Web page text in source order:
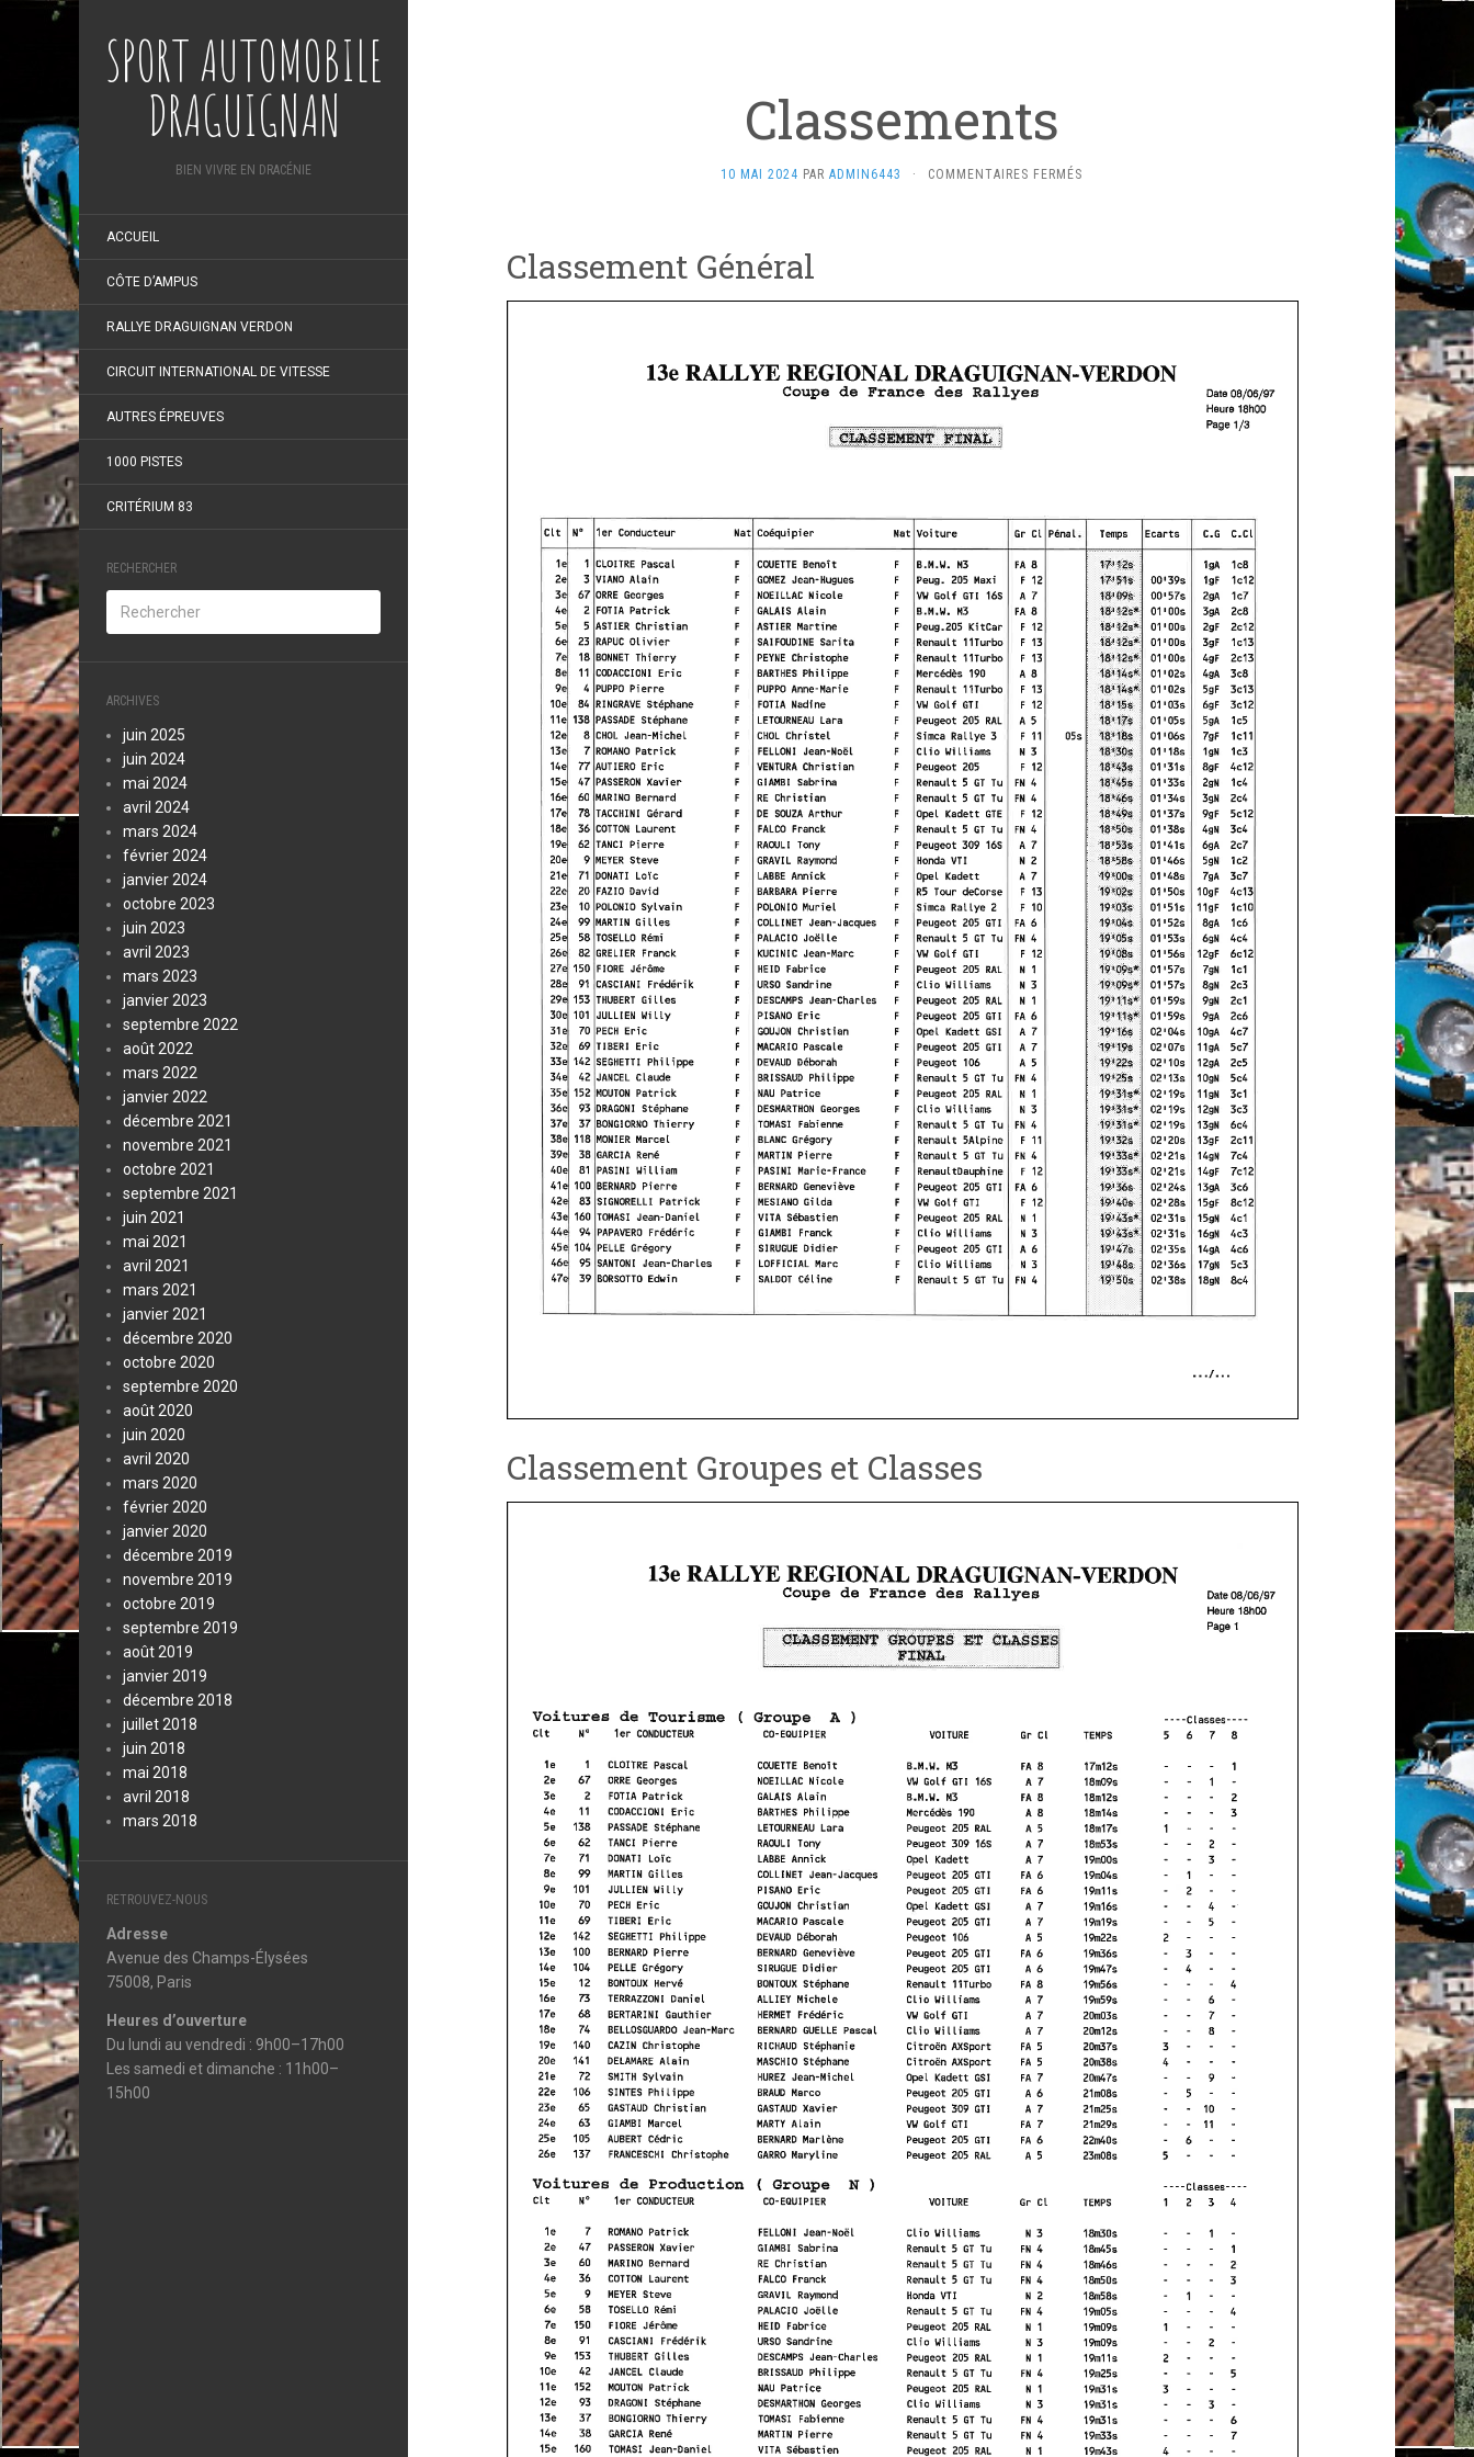
SPORT AUTOMOBILE
DRAGUIGNAN
BIEN VIVRE EN DRACÉNIE
ACCUEIL
CÔTE D’AMPUS
RALLYE DRAGUIGNAN VERDON
CIRCUIT INTERNATIONAL DE VITESSE
AUTRES ÉPREUVES
1000 PISTES
CRITÉRIUM 83
RECHERCHER
ARCHIVES
juin 2025
juin 2024
mai 2024
avril 2024
mars 2024
février 2024
janvier 2024
octobre 2023
juin 2023
avril 2023
mars 2023
janvier 2023
septembre 2022
août 2022
mars 2022
janvier 2022
décembre 2021
novembre 2021
octobre 2021
septembre 2021
juin 2021
mai 2021
avril 2021
mars 2021
janvier 2021
décembre 2020
octobre 2020
septembre 2020
août 2020
juin 2020
avril 2020
mars 2020
février 2020
janvier 2020
décembre 2019
novembre 2019
octobre 2019
septembre 2019
août 2019
janvier 2019
décembre 2018
juillet 2018
juin 2018
mai 2018
avril 2018
mars 2018
RETROUVEZ-NOUS
Adresse
Avenue des Champs-Élysées
75008, Paris
Heures d’ouverture
Du lundi au vendredi : 9h00–17h00
Les samedi et dimanche : 11h00–
15h00
Classements
10 MAI 2024 PAR ADMIN6443 · COMMENTAIRES FERMÉS
Classement Général
Classement Groupes et Classes